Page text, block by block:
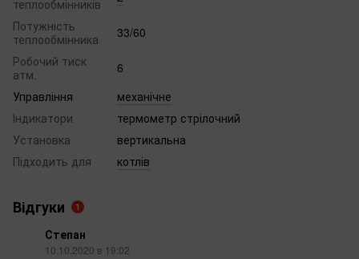
теплообмінників
Потужність
теплообмінника
33/60
Робочий тиск
атм.
6
Управління
механічне
Індикатори
термометр стрілочний
Установка
вертикальна
Підходить для
котлів
Відгуки 1
Степан
10.10.2020 в 19:02